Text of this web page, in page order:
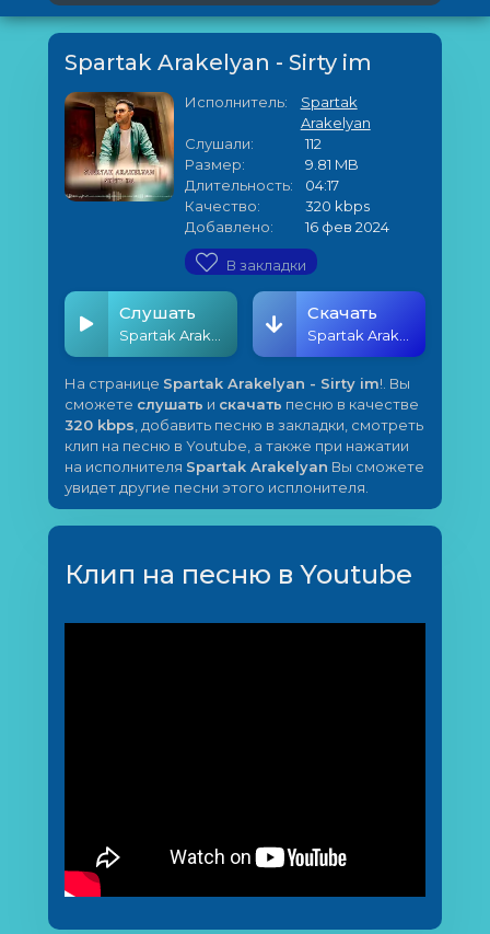
Spartak Arakelyan - Sirty im
Исполнитель:
Spartak
Arakelyan
Слушали:
112
Размер:
9.81 MB
Длительность:
04:17
Качество:
320 kbps
Добавлено:
16 фев 2024
В закладки
Слушать Скачать
На странице Spartak Arakelyan - Sirty im!. Вы
сможете слушать и скачать песню в качестве
320 kbps , добавить песню в закладки, смотреть
клип на песню в Youtube, а также при нажатии
на исполнителя Spartak Arakelyan Вы сможете
увидет другие песни этого исплонителя.
Клип на песню в Youtube